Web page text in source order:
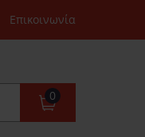
Επικοινωνία
0